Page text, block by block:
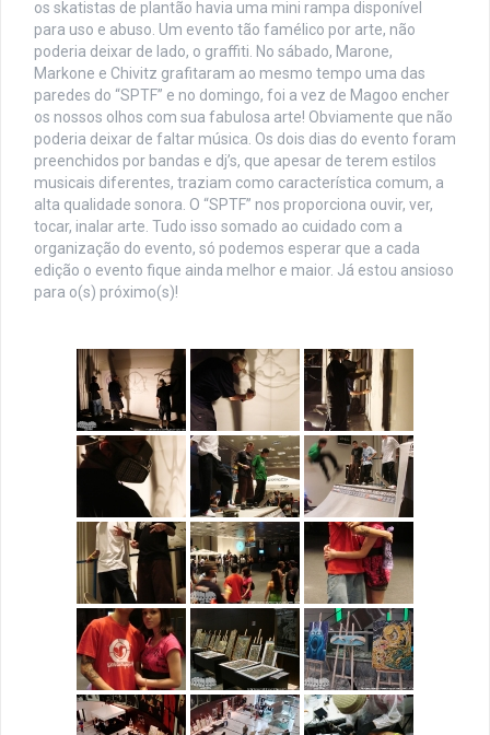
os skatistas de plantão havia uma mini rampa disponível
para uso e abuso. Um evento tão famélico por arte, não
poderia deixar de lado, o graffiti. No sábado, Marone,
Markone e Chivitz grafitaram ao mesmo tempo uma das
paredes do “SPTF” e no domingo, foi a vez de Magoo encher
os nossos olhos com sua fabulosa arte! Obviamente que não
poderia deixar de faltar música. Os dois dias do evento foram
preenchidos por bandas e dj’s, que apesar de terem estilos
musicais diferentes, traziam como característica comum, a
alta qualidade sonora. O “SPTF” nos proporciona ouvir, ver,
tocar, inalar arte. Tudo isso somado ao cuidado com a
organização do evento, só podemos esperar que a cada
edição o evento fique ainda melhor e maior. Já estou ansioso
para o(s) próximo(s)!